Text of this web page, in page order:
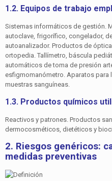
1.2. Equipos de trabajo
Sistemas informáticos de gestión.
autoclave, frigorífico, congelador,
autoanalizador. Productos de
ortopedia. Tallímetro, báscula
automáticos de toma de presión
esfigmomanómetro. Aparatos para
muestras sanguíneas.
1.3. Productos químicos
Reactivos y patrones. Productos
dermocosméticos, dietéticos y
2. Riesgos genéricos:
medidas preventivas